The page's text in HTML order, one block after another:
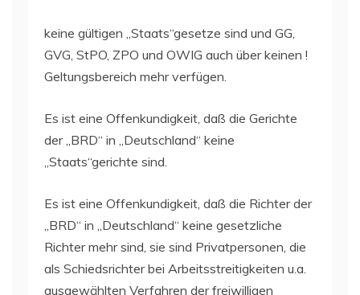
keine gültigen „Staats“gesetze sind und GG,
GVG, StPO, ZPO und OWIG auch über keinen !
Geltungsbereich mehr verfügen.
Es ist eine Offenkundigkeit, daß die Gerichte
der „BRD“ in „Deutschland“ keine
„Staats“gerichte sind.
Es ist eine Offenkundigkeit, daß die Richter der
„BRD“ in „Deutschland“ keine gesetzliche
Richter mehr sind, sie sind Privatpersonen, die
als Schiedsrichter bei Arbeitsstreitigkeiten u.a.
ausgewählten Verfahren der freiwilligen